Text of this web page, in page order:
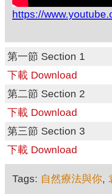
https://
第一節 Section 1
下載 Download
第二節 Section 2
下載 Download
第三節 Section 3
下載 Download
Tags: 自然療法與你,